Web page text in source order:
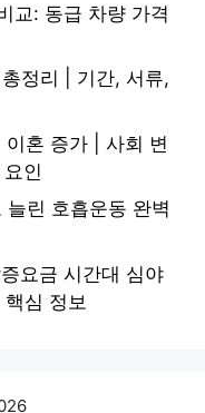
교: 동급 차량 가격
정리 | 기간, 서류,
혼 증가 | 사회 변
인
린 호흡운동 완벽
요금 시간대 심야
심 정보